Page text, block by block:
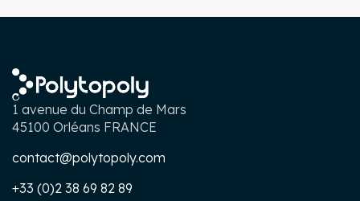
1 avenue du Champ de Mars
45100 Orléans FRANCE
contact@polytopoly.com
+33 (0)2 38 69 82 89